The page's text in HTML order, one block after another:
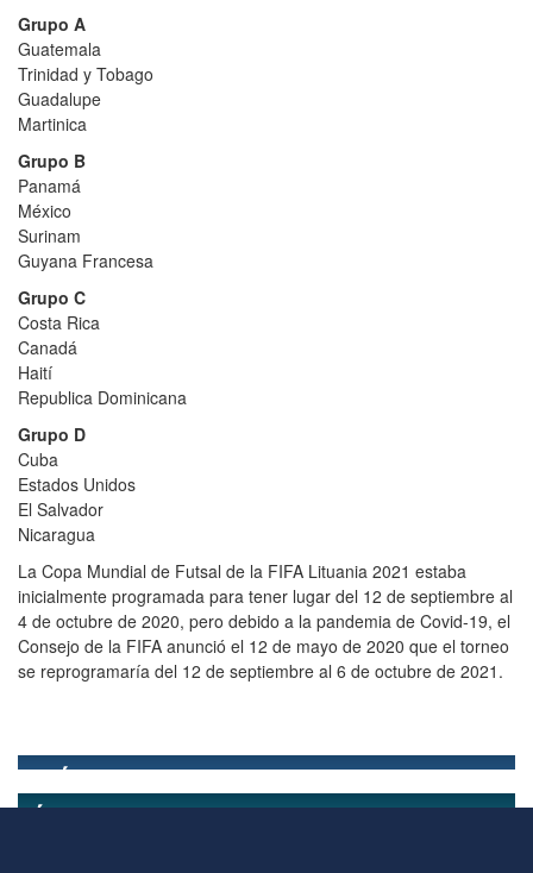
Grupo A
Guatemala
Trinidad y Tobago
Guadalupe
Martinica
Grupo B
Panamá
México
Surinam
Guyana Francesa
Grupo C
Costa Rica
Canadá
Haití
Republica Dominicana
Grupo D
Cuba
Estados Unidos
El Salvador
Nicaragua
La Copa Mundial de Futsal de la FIFA Lituania 2021 estaba
inicialmente programada para tener lugar del 12 de septiembre al
4 de octubre de 2020, pero debido a la pandemia de Covid-19, el
Consejo de la FIFA anunció el 12 de mayo de 2020 que el torneo
se reprogramaría del 12 de septiembre al 6 de octubre de 2021.